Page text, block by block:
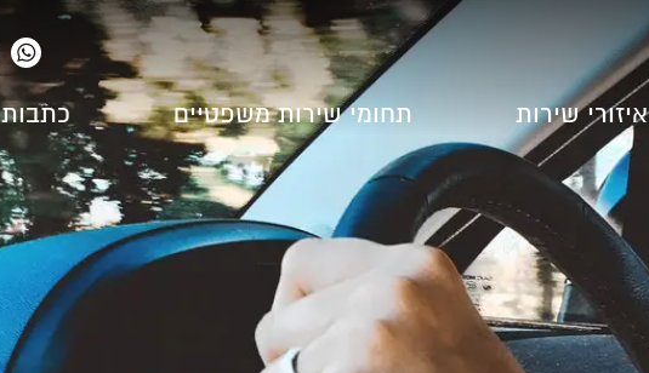
איזורי שירות תחומי שירות משפטיים כתבות